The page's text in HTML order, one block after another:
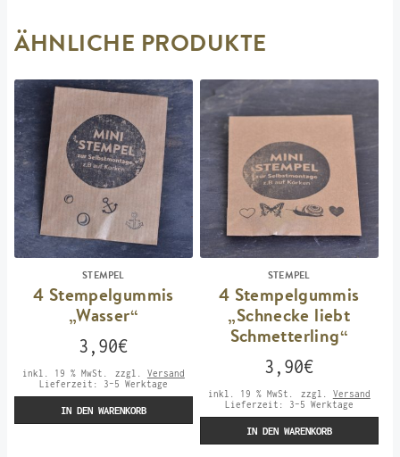
ÄHNLICHE PRODUKTE
STEMPEL
4 Stempelgummis
„Wasser“
3,90€
inkl. 19 % MwSt. zzgl. Versand
Lieferzeit: 3-5 Werktage
IN DEN WARENKORB
STEMPEL
4 Stempelgummis
„Schnecke liebt
Schmetterling“
3,90€
inkl. 19 % MwSt. zzgl. Versand
Lieferzeit:
3-5 Werktage
IN DEN WARENKORB